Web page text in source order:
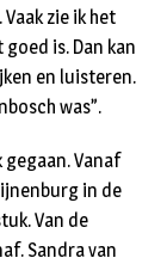
zie ik het
is. Dan kan
en luisteren.
was”.
Vanaf
in de
Van de
Sandra van